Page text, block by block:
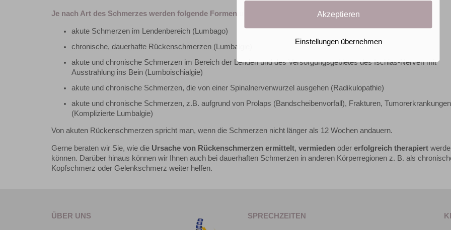
Je nach Art des Schmerzes werden folgende Formen unterschieden:
akute Schmerzen im Lendenbereich (Lumbago)
chronische, dauerhafte Rückenschmerzen (Lumbalgie)
akute und chronische Schmerzen im Bereich der Lenden und des Versorgungsgebietes des Ischias-Nerven mit
Ausstrahlung ins Bein (Lumboischialgie)
akute und chronische Schmerzen, die von einer Spinalnervenwurzel ausgehen (Radikulopathie)
akute und chronische Schmerzen, z.B. aufgrund von Prolaps (Bandscheibenvorfall), Frakturen, Tumorerkrankungen
(Komplizierte Lumbalgie)
Von akuten Rückenschmerzen spricht man, wenn die Schmerzen nicht länger als 12 Wochen andauern.
Gerne beraten wir Sie, wie die Ursache von Rückenschmerzen ermittelt, vermieden oder erfolgreich therapiert
können. Darüber hinaus können wir Ihnen auch bei dauerhaften Schmerzen in anderen Körperregionen z. B. als
Kopfschmerz oder Gelenkschmerz weiter helfen.
ÜBER UNS SPRECHZEITEN
Akzeptieren
Einstellungen übernehmen